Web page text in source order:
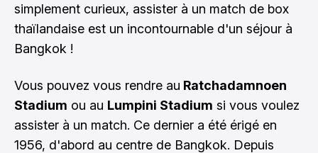
simplement curieux, assister à un match de box
thaïlandaise est un incontournable d'un séjour à
Bangkok !
Vous pouvez vous rendre au Ratchadamnoen
Stadium ou au Lumpini Stadium si vous voulez
assister à un match. Ce dernier a été érigé en
1956, d'abord au centre de Bangkok. Depuis